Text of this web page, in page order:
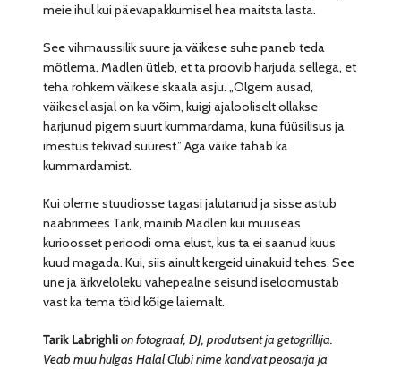
meie ihul kui päevapakkumisel hea maitsta lasta.
See vihmaussilik suure ja väikese suhe paneb teda
mõtlema. Madlen ütleb, et ta proovib harjuda sellega, et
teha rohkem väikese skaala asju. „Olgem ausad,
väikesel asjal on ka võim, kuigi ajalooliselt ollakse
harjunud pigem suurt kummardama, kuna füüsilisus ja
imestus tekivad suurest.” Aga väike tahab ka
kummardamist.
Kui oleme stuudiosse tagasi jalutanud ja sisse astub
naabrimees Tarik, mainib Madlen kui muuseas
kurioosset perioodi oma elust, kus ta ei saanud kuus
kuud magada. Kui, siis ainult kergeid uinakuid tehes. See
une ja ärkveloleku vahepealne seisund iseloomustab
vast ka tema töid kõige laiemalt.
Tarik Labrighlion fotograaf, DJ, produtsent ja getogrillija.
Veab muu hulgas Halal Clubi nime kandvat peosarja ja